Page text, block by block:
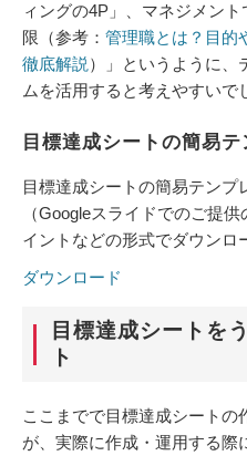
ィングの4P」、マネジメン
限（参考： 管理職とは？目的
徹底解説 ）」というように、
ムを活用すると考えやすいで
目標達成シートの簡易
目標達成シートの簡易テンプ
（Googleスライドでのご提
イントなどの形式でダウンロ
ダウンロード
目標達成シートを
ト
ここまでで目標達成シートの
が、実際に作成・運用する際